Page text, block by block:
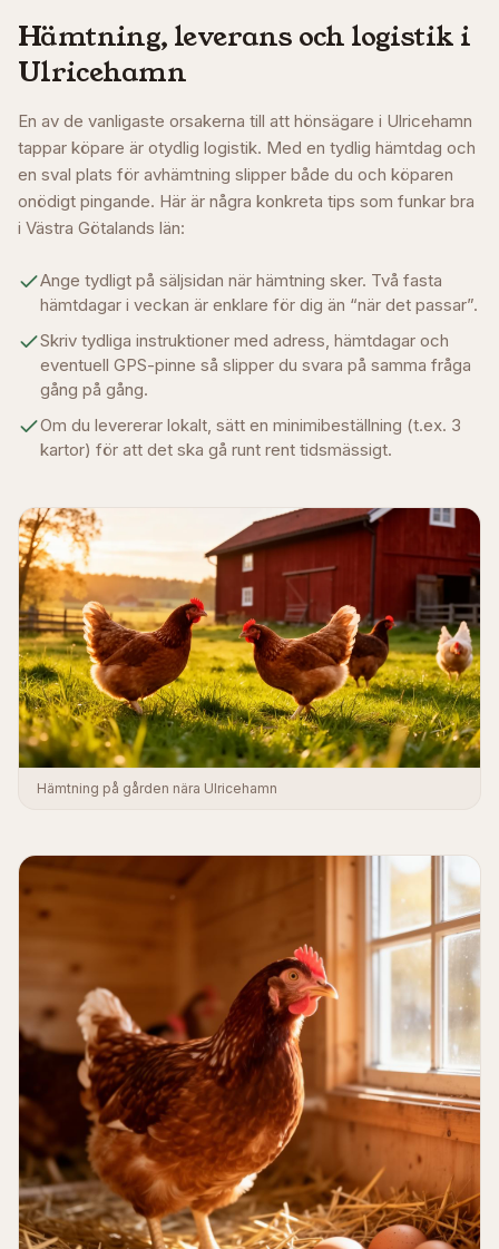
Hämtning, leverans och logistik i
Ulricehamn
En av de vanligaste orsakerna till att hönsägare i Ulricehamn
tappar köpare är otydlig logistik. Med en tydlig hämtdag och
en sval plats för avhämtning slipper både du och köparen
onödigt pingande. Här är några konkreta tips som funkar bra
i Västra Götalands län:
Ange tydligt på säljsidan när hämtning sker. Två fasta
hämtdagar i veckan är enklare för dig än “när det passar”.
Skriv tydliga instruktioner med adress, hämtdagar och
eventuell GPS-pinne så slipper du svara på samma fråga
gång på gång.
Om du levererar lokalt, sätt en minimibeställning (t.ex. 3
kartor) för att det ska gå runt rent tidsmässigt.
Hämtning på gården nära Ulricehamn